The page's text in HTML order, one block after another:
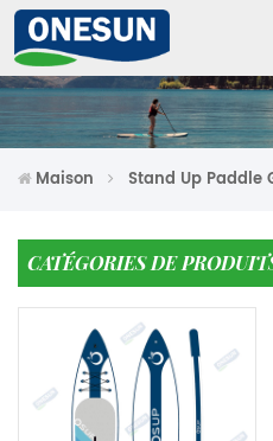
Maison Stand Up Paddle
CATÉGORIES DE